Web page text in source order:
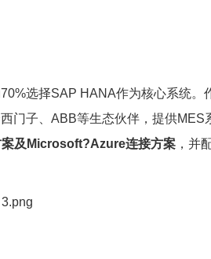
选择SAP HANA作为核心系统。
西门子、ABB等生态伙伴，提供
案及Microsoft?Azure连接方案 ，并